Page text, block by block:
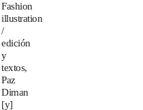
Fashion
illustration
/
edición
y
textos,
Paz
Diman
[y]